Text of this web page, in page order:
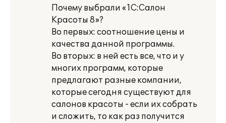
Почему выбрали «1С:Салон
Красоты 8»?
Во первых: соотношение цены и
качества данной программы.
Во вторых: в ней есть все, что и у
многих программ, которые
предлагают разные компании,
которые сегодня существуют для
салонов красоты - если их собрать
и сложить, то как раз получится